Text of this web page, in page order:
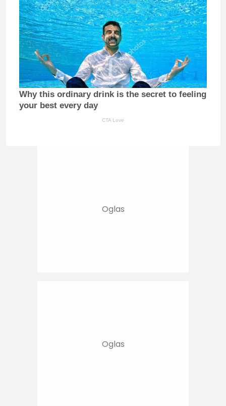
Why this ordinary drink is the secret to feeling
your best every day
CTA Love